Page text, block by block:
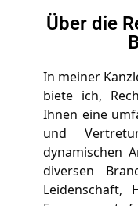
Über die
In meiner
biete ich,
Ihnen eine
und
dynamischen
diversen
Leidenschaft,